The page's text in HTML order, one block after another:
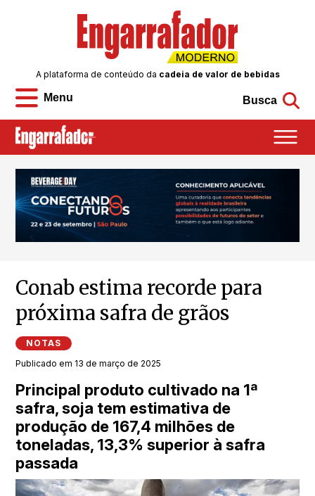
Menu
A plataforma de conteúdo da cadeia de valor de bebidas
Busca
Conab estima recorde para
próxima safra de grãos
NOTAS
Publicado em 13 de março de 2025
Principal produto cultivado na 1ª
safra, soja tem estimativa de
produção de 167,4 milhões de
toneladas, 13,3% superior à safra
passada